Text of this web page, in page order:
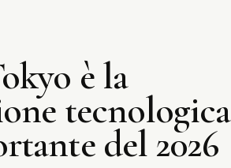
è la
tecnologica
del 2026